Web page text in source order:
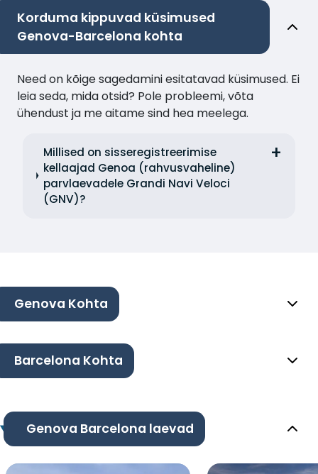
Korduma kippuvad küsimused
Genova-Barcelona kohta
Need on kõige sagedamini esitatavad küsimused. Ei
leia seda, mida otsid? Pole probleemi, võta
ühendust ja me aitame sind hea meelega.
Millised on sisseregistreerimise
kellaajad Genoa (rahvusvaheline)
parvlaevadele Grandi Navi Veloci
(GNV)?
Genova Kohta
Barcelona Kohta
Genova Barcelona laevad